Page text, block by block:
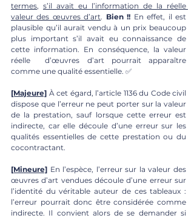
termes, s’il avait eu l’information de la réelle
valeur des œuvres d’art. Bien !! En effet, il est
plausible qu’il aurait vendu à un prix beaucoup
plus important s’il avait eu connaissance de
cette information. En conséquence, la valeur
réelle  d’œuvres d’art pourrait apparaître
comme une qualité essentielle. ✅
[Majeure] À cet égard, l’article 1136 du Code civil
dispose que l’erreur ne peut porter sur la valeur
de la prestation, sauf lorsque cette erreur est
indirecte, car elle découle d’une erreur sur les
qualités essentielles de cette prestation ou du
cocontractant.
[Mineure] En l’espèce, l’erreur sur la valeur des
œuvres d’art vendues découle d’une erreur sur
l’identité du véritable auteur de ces tableaux :
l’erreur pourrait donc être considérée comme
indirecte. Il convient alors de se demander si